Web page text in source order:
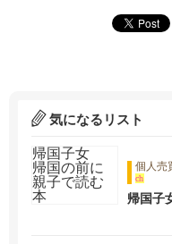
気になるリスト
個人売
ch
帰国子